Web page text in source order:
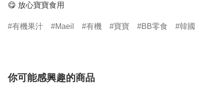
😋 放心寶寶食用
有機果汁 Maeil 有機 寶寶 BB零食 韓國
你可能感興趣的商品